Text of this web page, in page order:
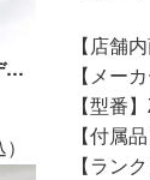
イチネンTASCO デジタルマルチゲージキット V‐TAS TA142PD 5/16"接続 Nランク
【店舗
【メー
【型番
【付属
【ラン